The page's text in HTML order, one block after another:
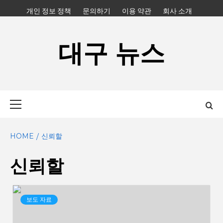
to
개인 정보 정책 문의하기 이용 약관 회사 소개
대구 뉴스
HOME 신뢰할
신뢰할
보도 자료